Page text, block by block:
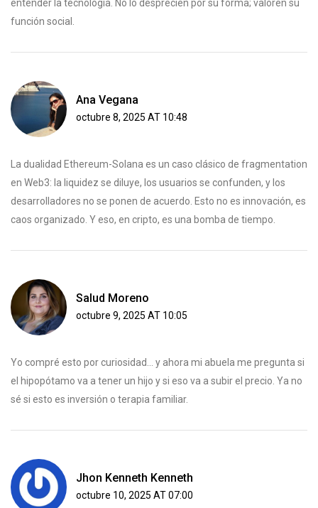
entender la tecnología. No lo desprecien por su forma; valoren su
función social.
Ana Vegana
octubre 8, 2025 AT 10:48
La dualidad Ethereum-Solana es un caso clásico de fragmentation
en Web3: la liquidez se diluye, los usuarios se confunden, y los
desarrolladores no se ponen de acuerdo. Esto no es innovación, es
caos organizado. Y eso, en cripto, es una bomba de tiempo.
Salud Moreno
octubre 9, 2025 AT 10:05
Yo compré esto por curiosidad… y ahora mi abuela me pregunta si
el hipopótamo va a tener un hijo y si eso va a subir el precio. Ya no
sé si esto es inversión o terapia familiar.
Jhon Kenneth Kenneth
octubre 10, 2025 AT 07:00